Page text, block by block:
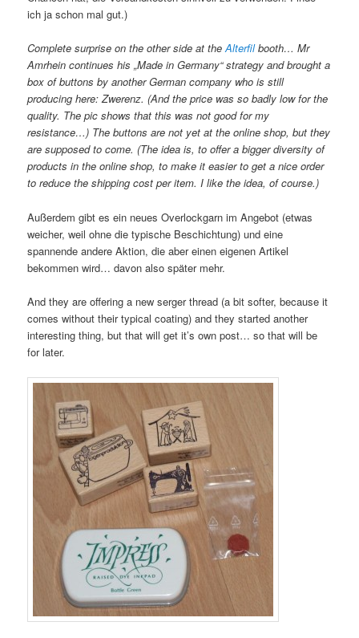
ich ja schon mal gut.)
Complete surprise on the other side at theAlterfilbooth… Mr
Amrhein continues his „Made in Germany“ strategy and brought a
box of buttons by another German company who is still
producing here: Zwerenz. (And the price was so badly low for the
quality. The pic shows that this was not good for my
resistance…) The buttons are not yet at the online shop, but they
are supposed to come. (The idea is, to offer a bigger diversity of
products in the online shop, to make it easier to get a nice order
to reduce the shipping cost per item. I like the idea, of course.)
Außerdem gibt es ein neues Overlockgarn im Angebot (etwas
weicher, weil ohne die typische Beschichtung) und eine
spannende andere Aktion, die aber einen eigenen Artikel
bekommen wird… davon also später mehr.
And they are offering a new serger thread (a bit softer, because it
comes without their typical coating) and they started another
interesting thing, but that will get it’s own post… so that will be
for later.